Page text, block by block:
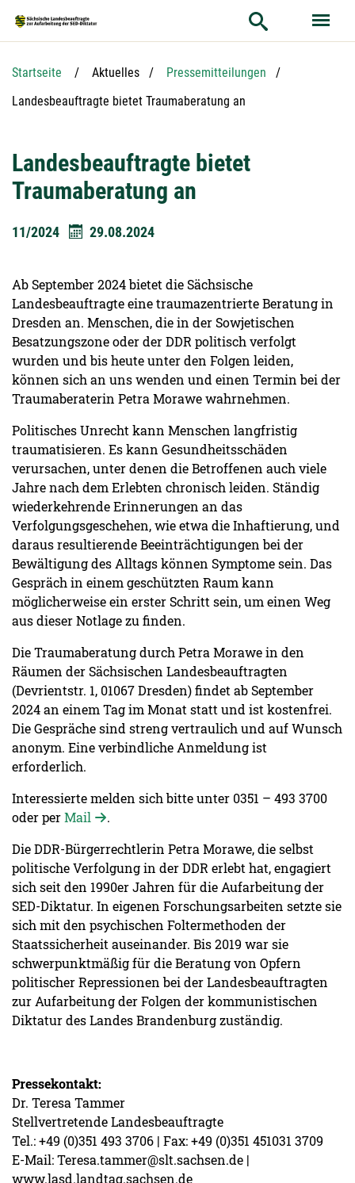
Service
Startseite Aktuelles
Pressemitteilungen
Aktuelle Seite:
Landesbeauftragte bietet Traumaberatung an
Landesbeauftragte bietet
Traumaberatung an
11/2024 29.08.2024
Ab September 2024 bietet die Sächsische
Landesbeauftragte eine traumazentrierte Beratung in
Dresden an. Menschen, die in der Sowjetischen
Besatzungszone oder der DDR politisch verfolgt
wurden und bis heute unter den Folgen leiden,
können sich an uns wenden und einen Termin bei der
Traumaberaterin Petra Morawe wahrnehmen.
Politisches Unrecht kann Menschen langfristig
traumatisieren. Es kann Gesundheitsschäden
verursachen, unter denen die Betroffenen auch viele
Jahre nach dem Erlebten chronisch leiden. Ständig
wiederkehrende Erinnerungen an das
Verfolgungsgeschehen, wie etwa die Inhaftierung, und
daraus resultierende Beeinträchtigungen bei der
Bewältigung des Alltags können Symptome sein. Das
Gespräch in einem geschützten Raum kann
möglicherweise ein erster Schritt sein, um einen Weg
aus dieser Notlage zu finden.
Die Traumaberatung durch Petra Morawe in den
Räumen der Sächsischen Landesbeauftragten
(Devrientstr. 1, 01067 Dresden) findet ab September
2024 an einem Tag im Monat statt und ist kostenfrei.
Die Gespräche sind streng vertraulich und auf Wunsch
anonym. Eine verbindliche Anmeldung ist
erforderlich.
Interessierte melden sich bitte unter 0351 – 493 3700
oder perMail
.
Die DDR-Bürgerrechtlerin Petra Morawe, die selbst
politische Verfolgung in der DDR erlebt hat, engagiert
sich seit den 1990er Jahren für die Aufarbeitung der
SED-Diktatur. In eigenen Forschungsarbeiten setzte sie
sich mit den psychischen Foltermethoden der
Staatssicherheit auseinander. Bis 2019 war sie
schwerpunktmäßig für die Beratung von Opfern
politischer Repressionen bei der Landesbeauftragten
zur Aufarbeitung der Folgen der kommunistischen
Diktatur des Landes Brandenburg zuständig.
Pressekontakt:
Dr. Teresa Tammer
Stellvertretende Landesbeauftragte
Tel.: +49 (0)351 493 3706 | Fax: +49 (0)351 451031 3709
E-Mail: Teresa.tammer@slt.sachsen.de |
www.lasd.landtag.sachsen.de